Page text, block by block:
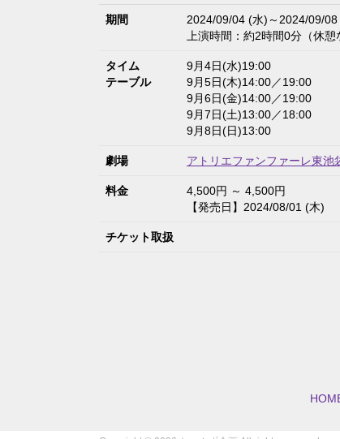
期間
2024/09/04 (水)～2024/09/08
上演時間：約2時間0分（休
タイム
テーブル
9月4日(水)19:00
9月5日(木)14:00／19:00
9月6日(金)14:00／19:00
9月7日(土)13:00／18:00
9月8日(日)13:00
劇場 アトリエファンファーレ東池
料金
4,500円 ～ 4,500円
【発売日】2024/08/01 (木)
チケット取扱